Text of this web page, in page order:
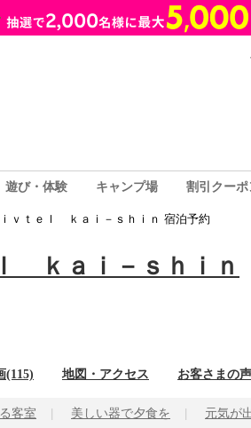
遊び・体験 キャンプ場 割引クーポ
ｔｅｌ ｋａｉ－ｓｈｉｎ 宿泊予約
ｋａｉ－ｓｈｉｎ
(115) 地図・アクセス お客さまの
客室 美しい器で夕食を 元気が